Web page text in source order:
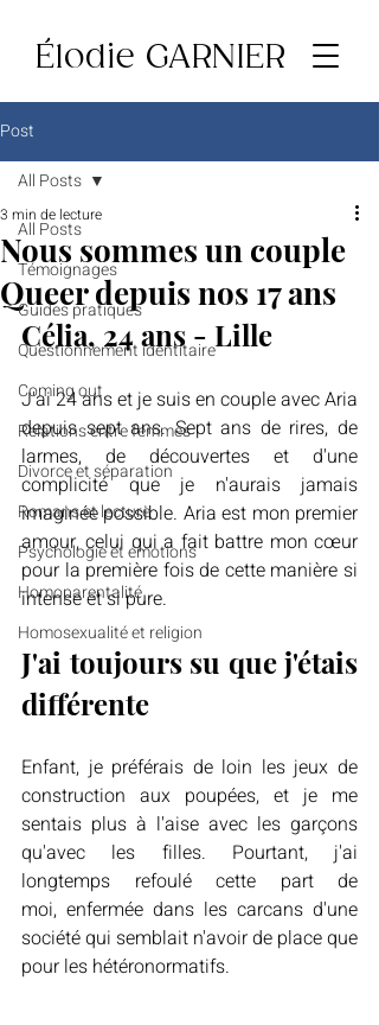
Élodie GARNIER
Post
All Posts
Témoignages
Guides pratiques
Questionnement identitaire
Coming out
Relations entre femmes
Divorce et séparation
Romans et lecture
Psychologie et émotions
Homoparentalité
Homosexualité et religion
All Posts
Nous sommes un couple
Queer depuis nos 17 ans
3 min de lecture
Célia, 24 ans - Lille
J'ai 24 ans et je suis en couple avec Aria
depuis sept ans. Sept ans de rires, de
larmes, de découvertes et d'une
complicité que je n'aurais jamais
imaginée possible. Aria est mon premier
amour, celui qui a fait battre mon cœur
pour la première fois de cette manière si
intense et si pure.
J'ai toujours su que j'étais
différente
Enfant, je préférais de loin les jeux de
construction aux poupées, et je me
sentais plus à l'aise avec les garçons
qu'avec les filles. Pourtant, j'ai
longtemps refoulé cette part de
moi, enfermée dans les carcans d'une
société qui semblait n'avoir de place que
pour les hétéronormatifs.